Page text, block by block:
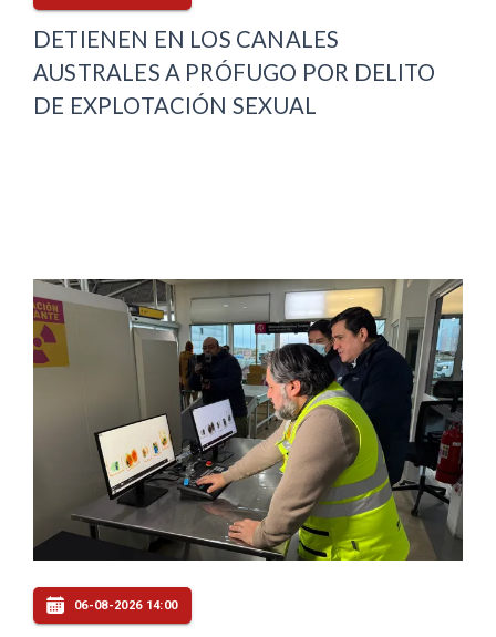
DETIENEN EN LOS CANALES
AUSTRALES A PRÓFUGO POR DELITO
DE EXPLOTACIÓN SEXUAL
06-08-2026 14:00